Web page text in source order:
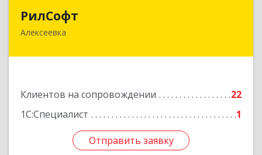
РилСофт
Алексеевка
Клиентов на сопровождении
22
1С:Специалист
1
Отправить заявку
309850, Белгородская обл, Алексеевский р-н,
Отправить заявку